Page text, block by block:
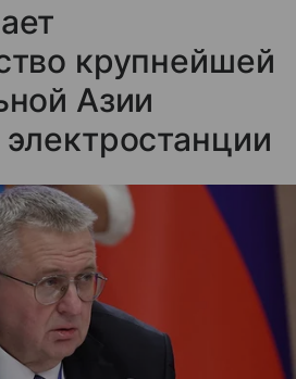
крупнейшей
Азии